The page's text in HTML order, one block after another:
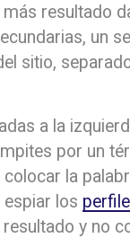
resultado
un
sitio,
a la
por un
la
los
y no